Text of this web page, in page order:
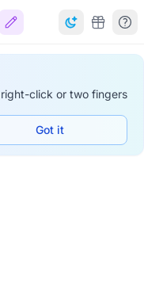
click or two fingers
Got it